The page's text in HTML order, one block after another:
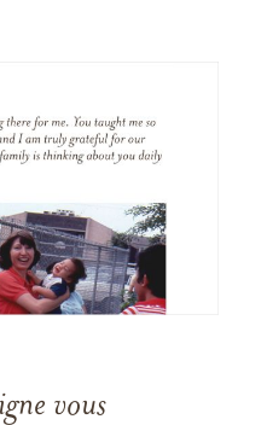
vous